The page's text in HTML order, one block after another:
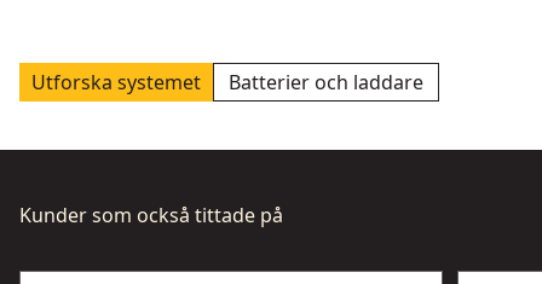
Utforska systemet Batterier och laddare
Kunder som också tittade på